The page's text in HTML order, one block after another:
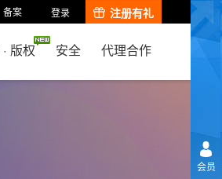
备案 登录 注册有礼
· 版权 安全 代理合作
会员